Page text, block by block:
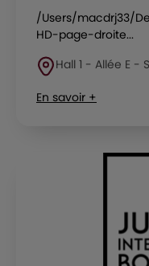
/Users/macdrj33/
HD-page-droite...
Hall 1 - Allée E -
En savoir +